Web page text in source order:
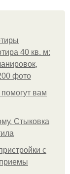
40 кв. м:
фото
вам
Стыковка
с